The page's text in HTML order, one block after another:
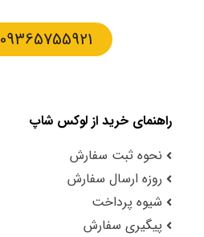
09365755921
راهنمای خرید از لوکس شاپ
نحوه ثبت سفارش
روزه ارسال سفارش
شیوه پرداخت
پیگیری سفارش